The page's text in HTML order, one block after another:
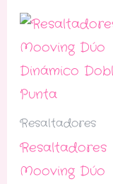
Resaltadores
Resaltadores
Mooving Dúo